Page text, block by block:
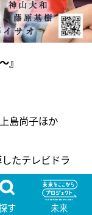
』
島尚子ほか
たテレビドラ
後”を描いた物
す 未来